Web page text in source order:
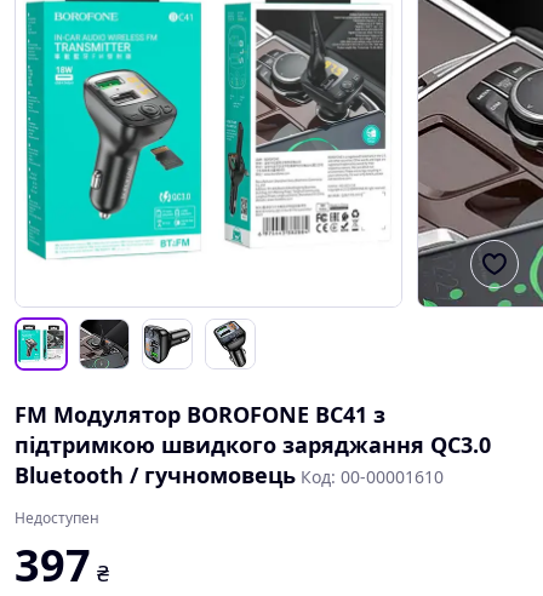
FM Модулятор BOROFONE BC41 з
підтримкою швидкого заряджання QC3.0
Bluetooth / гучномовець Код: 00-00001610
Недоступен
397 ₴